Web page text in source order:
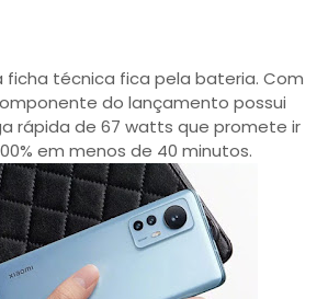
ficha técnica fica pela bateria. Com
do lançamento possui
rápida de 67 watts que promete ir
em menos de 40 minutos.